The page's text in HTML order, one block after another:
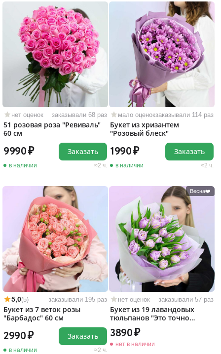
нет оценок заказывали 68 раз
51 розовая роза "Ревиваль"
60 см
9990
в наличии 2 ч.
Заказать
мало оценокзаказывали 114 раз
Букет из хризантем
"Розовый блеск"
1990
в наличии 2 ч.
Заказать
5,0(5) заказывали 195 раз
Букет из 7 веток розы
"Барбадос" 60 см
2990
в наличии 2 ч.
Заказать
Весна❤️
нет оценок заказывали 57 раз
Букет из 19 лавандовых
тюльпанов "Это точно
любовь!"
3890
нет в наличии